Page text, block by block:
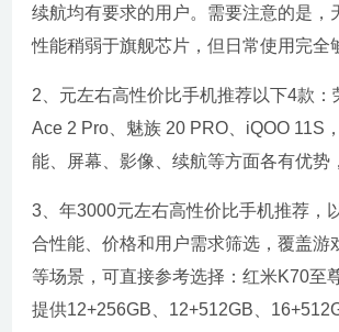
续航均有要求的用户。需要注意的是，
性能稍弱于旗舰芯片，但日常使用完全
2、元左右高性价比手机推荐以下4款：
Ace 2 Pro、魅族 20 PRO、iQOO 11S
能、屏幕、影像、续航等方面各有优势
3、年3000元左右高性价比手机推荐，
合性能、价格和用户需求筛选，覆盖游
等场景，可直接参考选择：红米K70至
提供12+256GB、12+512GB、